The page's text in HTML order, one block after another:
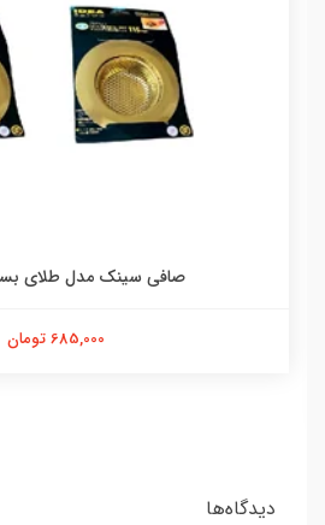
صافی سینک مدل طلای بسته 2
685,000 تومان
دیدگاه‌ها